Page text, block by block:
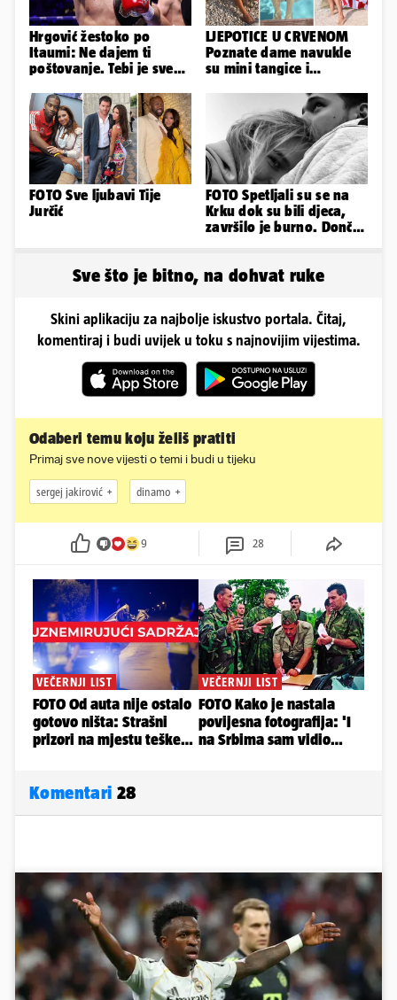
Hrgović žestoko po
Itaumi: Ne dajem ti
poštovanje. Tebi je sve
'zaboli'
LJEPOTICE U CRVENOM
Poznate dame navukle
su mini tangice i
FOTO Sve ljubavi Tije
Jurčić
FOTO Spetljali su se na
Krku dok su bili djeca,
završilo je burno. Dončić
Sve što je bitno, na dohvat ruke
Skini aplikaciju za najbolje iskustvo portala. Čitaj,
komentiraj i budi uvijek u toku s najnovijim vijestima.
Odaberi temu koju želiš pratiti
Primaj sve nove vijesti o temi i budi u tijeku
sergej jakirović dinamo
9 28
Komentari 28